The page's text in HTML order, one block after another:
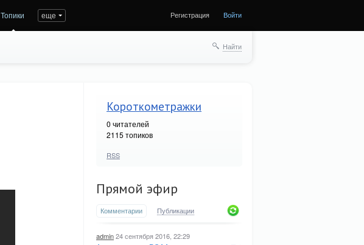
Топики еще Регистрация Войти
Найти
Короткометражки
0 читателей
2115 топиков
RSS
Прямой эфир
Комментарии Публикации
admin24 сентября 2016, 22:29